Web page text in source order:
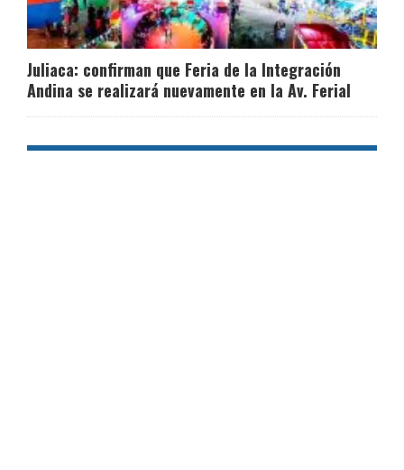
Juliaca: confirman que Feria de la Integración
Andina se realizará nuevamente en la Av. Ferial